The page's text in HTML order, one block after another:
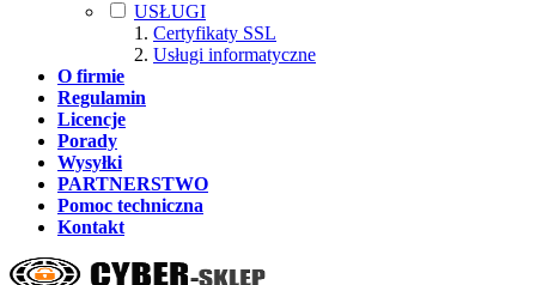
USŁUGI
Certyfikaty SSL
Usługi informatyczne
O firmie
Regulamin
Licencje
Porady
Wysyłki
PARTNERSTWO
Pomoc techniczna
Kontakt